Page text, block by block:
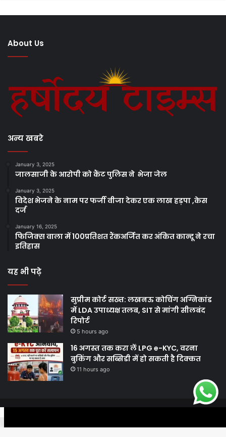
About Us
अन्य खबरे
January 3, 2025
जालसाजी के आरोपी को कैंट पुलिस ने भेजा जेल
January 3, 2025
विदेश भेजने के नाम पर फर्जी वीजा देकर एक लाख हड़पा ,केस
दर्ज
January 16, 2025
फिजिक्स वाला में 100प्रतिशत रैंकअर्जित कर अंकित कान्दू ने रचा
इतिहास
यह भी पढ़े
सुप्रीम कोर्ट सख्त: लखनऊ कोचिंग अग्निकांड
में LDA उपाध्यक्ष तलब, SIT से मांगी सीलबंद
रिपोर्ट
5 hours ago
16 अगस्त तक करा लें LPG e-KYC, वरना
बुकिंग और सब्सिडी में हो सकती है दिक्कत
11 hours ago
Facebook Twitter WhatsApp Telegram Viber